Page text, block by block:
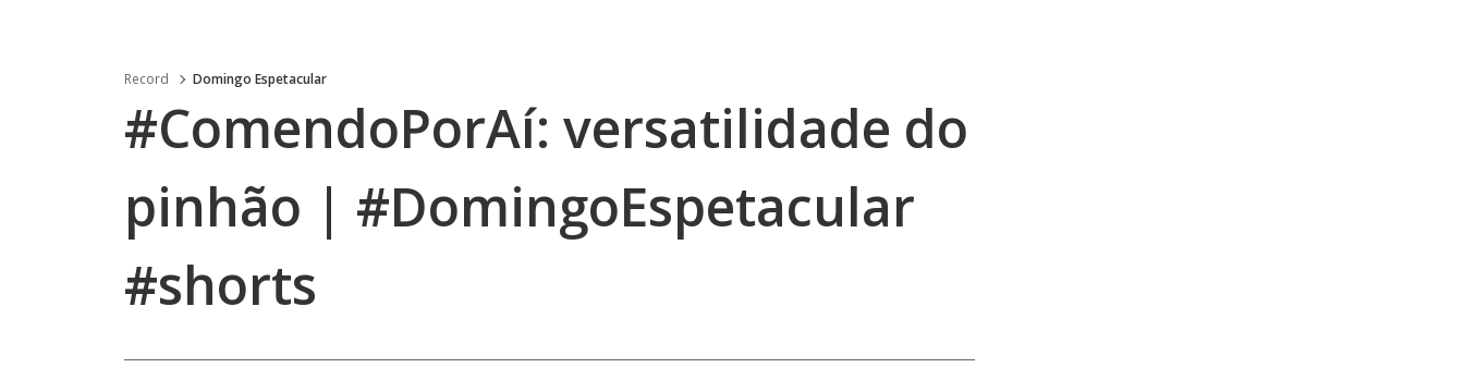
Record Domingo Espetacular
#ComendoPorAí: versatilidade do
pinhão | #DomingoEspetacular
#shorts